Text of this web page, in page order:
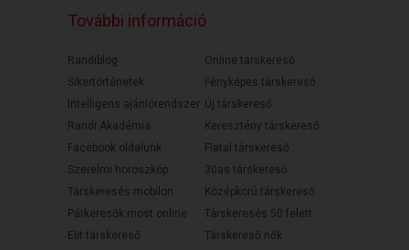
További információ
Randiblog
Sikertörténetek
Intelligens ajánlórendszer
Randi Akadémia
Facebook oldalunk
Szerelmi horoszkóp
Társkeresés mobilon
Párkeresők most online
Elit társkereső
Online társkereső
Fényképes társkereső
Új társkereső
Keresztény társkereső
Fiatal társkereső
30as társkereső
Középkorú társkereső
Társkeresés 50 felett
Társkereső nők